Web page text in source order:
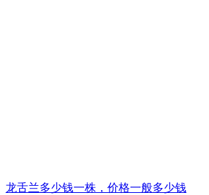
龙舌兰多少钱一株，价格一般多少钱